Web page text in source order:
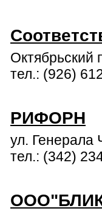
Октябрьский
тел.: (926)
РИФОРН
ул. Генерала
тел.: (342)